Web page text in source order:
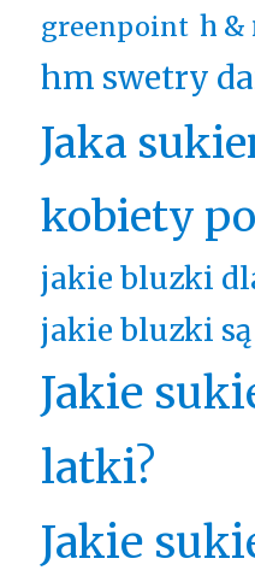
greenpoint h &
hm swetry
Jaka
kobiety
jakie bluzki
jakie bluzki
Jakie
latki?
Jakie